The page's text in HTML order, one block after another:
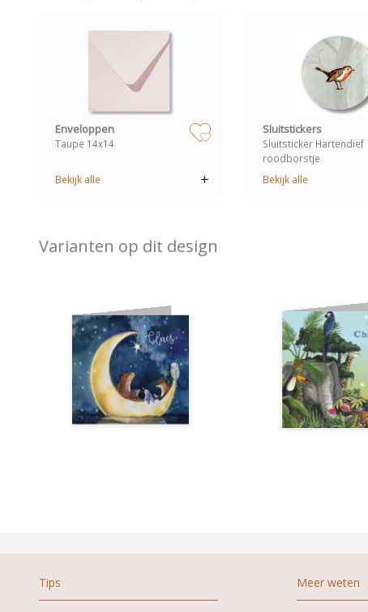
zet op verlanglijstje
Enveloppen
Taupe 14x14
Bekijk alle
Sluitstickers
Sluitsticker Hartendief
roodborstje
Bekijk alle
Varianten op dit design
Tips Meer weten